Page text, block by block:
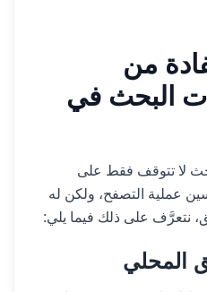
من
البحث في
لا تتوقف فقط على
عملية التصفح، ولكن له
نتعرَّف على ذلك فيما يلي: